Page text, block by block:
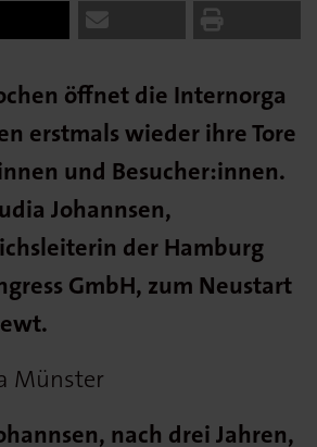
öffnet die Internorga
erstmals wieder ihre Tore
und Besucher:innen.
Johannsen,
der Hamburg
GmbH, zum Neustart
Münster
nach drei Jahren,